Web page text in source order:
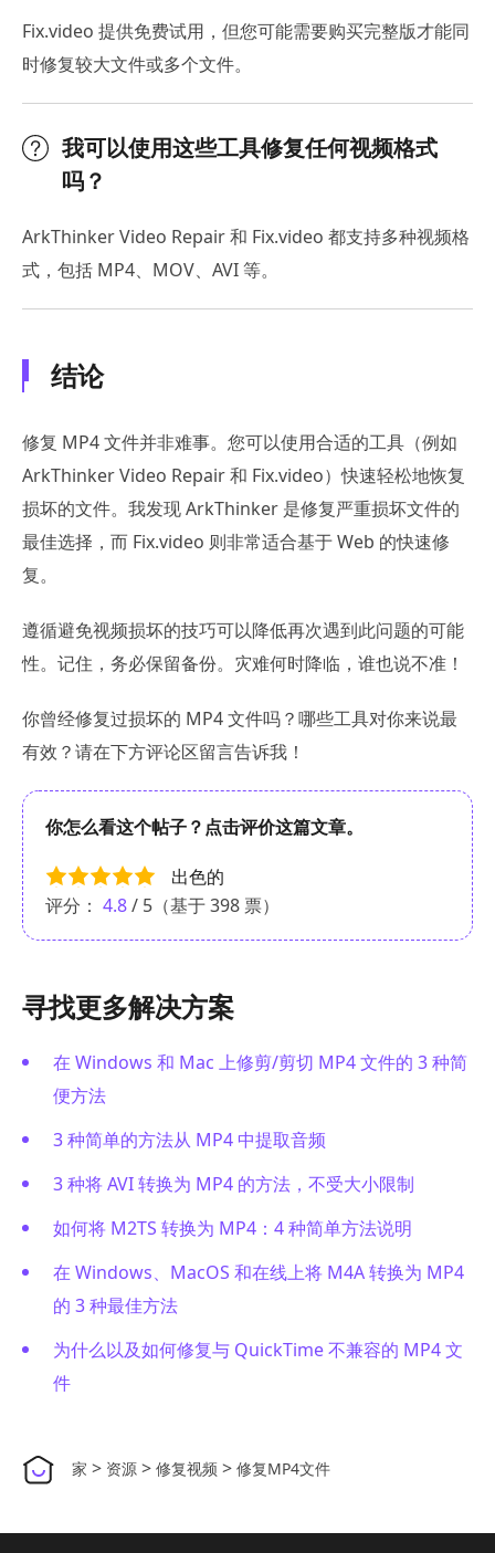
Fix.video 提供免费试用，但您可能需要购买完整版才能同
时修复较大文件或多个文件。
我可以使用这些工具修复任何视频格式
吗？
ArkThinker Video Repair 和 Fix.video 都支持多种视频格
式，包括 MP4、MOV、AVI 等。
结论
修复 MP4 文件并非难事。您可以使用合适的工具（例如
ArkThinker Video Repair 和 Fix.video）快速轻松地恢复
损坏的文件。我发现 ArkThinker 是修复严重损坏文件的
最佳选择，而 Fix.video 则非常适合基于 Web 的快速修
复。
遵循避免视频损坏的技巧可以降低再次遇到此问题的可能
性。记住，务必保留备份。灾难何时降临，谁也说不准！
你曾经修复过损坏的 MP4 文件吗？哪些工具对你来说最
有效？请在下方评论区留言告诉我！
你怎么看这个帖子？点击评价这篇文章。
出色的
评分： 4.8/ 5（基于398 票）
寻找更多解决方案
在 Windows 和 Mac 上修剪/剪切 MP4 文件的 3 种简
便方法
3 种简单的方法从 MP4 中提取音频
3 种将 AVI 转换为 MP4 的方法，不受大小限制
如何将 M2TS 转换为 MP4：4 种简单方法说明
在 Windows、MacOS 和在线上将 M4A 转换为 MP4
的 3 种最佳方法
为什么以及如何修复与 QuickTime 不兼容的 MP4 文
件
家 > 资源 > 修复视频 > 修复MP4文件